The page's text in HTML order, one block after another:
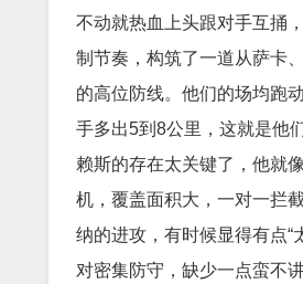
不动就热血上头跟对手互捅
制节奏，构筑了一道从萨卡
的高位防线。他们的场均跑
手多出5到8公里，这就是他
赖斯的存在太关键了，他就
机，覆盖面积大，一对一拦
纳的进攻，有时候显得有点“
对密集防守，缺少一点蛮不